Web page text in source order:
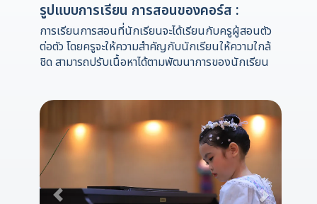
รูปแบบการเรียน การสอนของคอร์ส :
การเรียนการสอนที่นักเรียนจะได้เรียนกับครูผู้สอนตัว
ต่อตัว โดยครูจะให้ความสำคัญกับนักเรียนให้ความใกล้
ชิด สามารถปรับเนื้อหาได้ตามพัฒนาการของนักเรียน